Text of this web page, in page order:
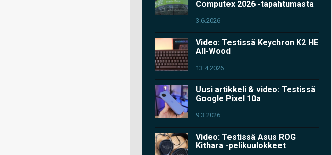
Computex 2026 -tapahtumasta
3.6.2026
Video: Testissä Keychron K2 HE
All-Wood
13.4.2026
Uusi artikkeli & video: Testissä
Google Pixel 10a
9.3.2026
Video: Testissä Asus ROG
Kithara -pelikuulokkeet